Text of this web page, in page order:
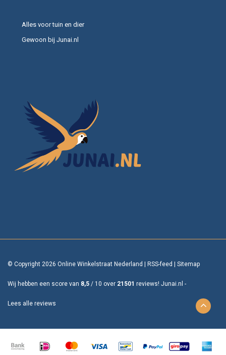
Alles voor tuin en dier
Gewoon bij Junai.nl
© Copyright 2026 Online Winkelstraat Nederland | RSS-feed | Sitemap
Wij hebben een score van 8,5 / 10 over 21501 reviews! Junai.nl -
Lees alle reviews